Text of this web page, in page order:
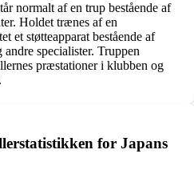
normalt af en trup bestående af
Holdet trænes af en
et støtteapparat bestående af
andre specialister. Truppen
præstationer i klubben og
for Japans